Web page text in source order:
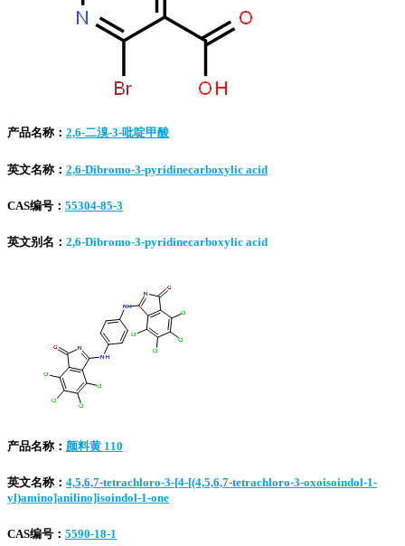
产品名称： 2,6-二溴-3-吡啶甲酸
英文名称： 2,6-Dibromo-3-pyridinecarboxylic acid
CAS编号： 55304-85-3
英文别名： 2,6-Dibromo-3-pyridinecarboxylic acid
产品名称： 颜料黄 110
英文名称： 4,5,6,7-tetrachloro-3-[4-[(4,5,6,7-tetrachloro-3-oxoisoindol-1-
yl)amino]anilino]isoindol-1-one
CAS编号： 5590-18-1